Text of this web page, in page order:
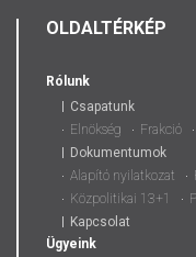
OLDALTÉRKÉP
Rólunk
Csapatunk
Elnökség
Frakció
Dokumentumok
Alapító nyilatkozat
Közpolitikai 13+1
Kapcsolat
Ügyeink